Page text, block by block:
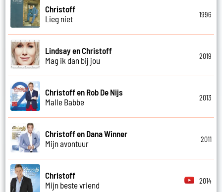
Christoff
Lieg niet
1996
Lindsay en Christoff
Mag ik dan bij jou
2019
Christoff en Rob De Nijs
Malle Babbe
2013
Christoff en Dana Winner
Mijn avontuur
2011
Christoff
Mijn beste vriend
2014